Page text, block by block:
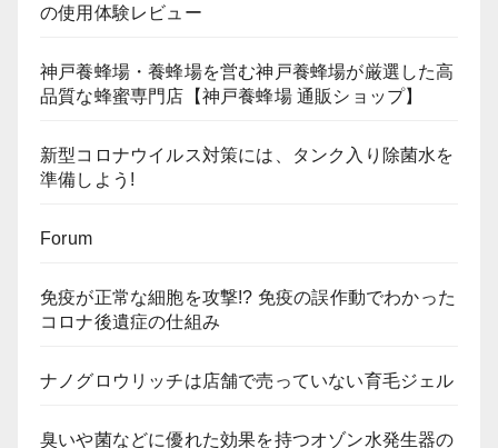
の使用体験レビュー
神戸養蜂場・養蜂場を営む神戸養蜂場が厳選した高
品質な蜂蜜専門店【神戸養蜂場 通販ショップ】
新型コロナウイルス対策には、タンク入り除菌水を
準備しよう!
Forum
免疫が正常な細胞を攻撃!? 免疫の誤作動でわかった
コロナ後遺症の仕組み
ナノグロウリッチは店舗で売っていない育毛ジェル
臭いや菌などに優れた効果を持つオゾン水発生器の